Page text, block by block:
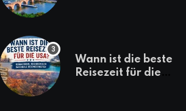
Wann ist die beste
Reisezeit für die